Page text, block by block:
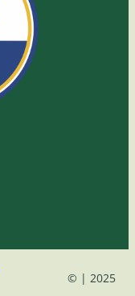
© | 2025